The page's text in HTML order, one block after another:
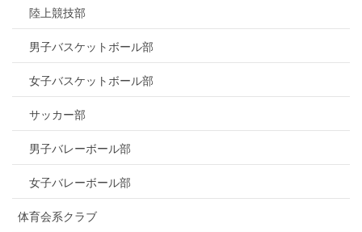
陸上競技部
男子バスケットボール部
女子バスケットボール部
サッカー部
男子バレーボール部
女子バレーボール部
体育会系クラブ